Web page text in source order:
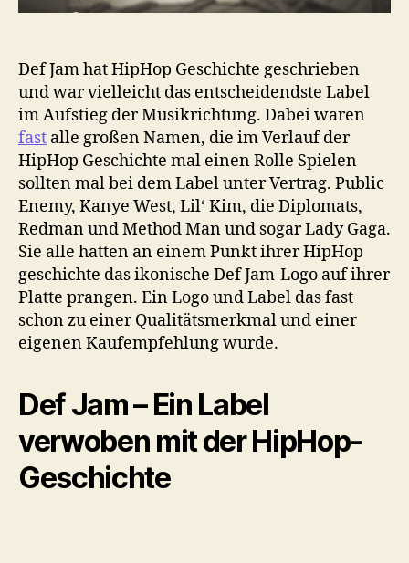
Def Jam hat HipHop Geschichte geschrieben
und war vielleicht das entscheidendste Label
im Aufstieg der Musikrichtung. Dabei waren
fast alle großen Namen, die im Verlauf der
HipHop Geschichte mal einen Rolle Spielen
sollten mal bei dem Label unter Vertrag. Public
Enemy, Kanye West, Lil‘ Kim, die Diplomats,
Redman und Method Man und sogar Lady Gaga.
Sie alle hatten an einem Punkt ihrer HipHop
geschichte das ikonische Def Jam-Logo auf ihrer
Platte prangen. Ein Logo und Label das fast
schon zu einer Qualitätsmerkmal und einer
eigenen Kaufempfehlung wurde.
Def Jam – Ein Label
verwoben mit der HipHop-
Geschichte